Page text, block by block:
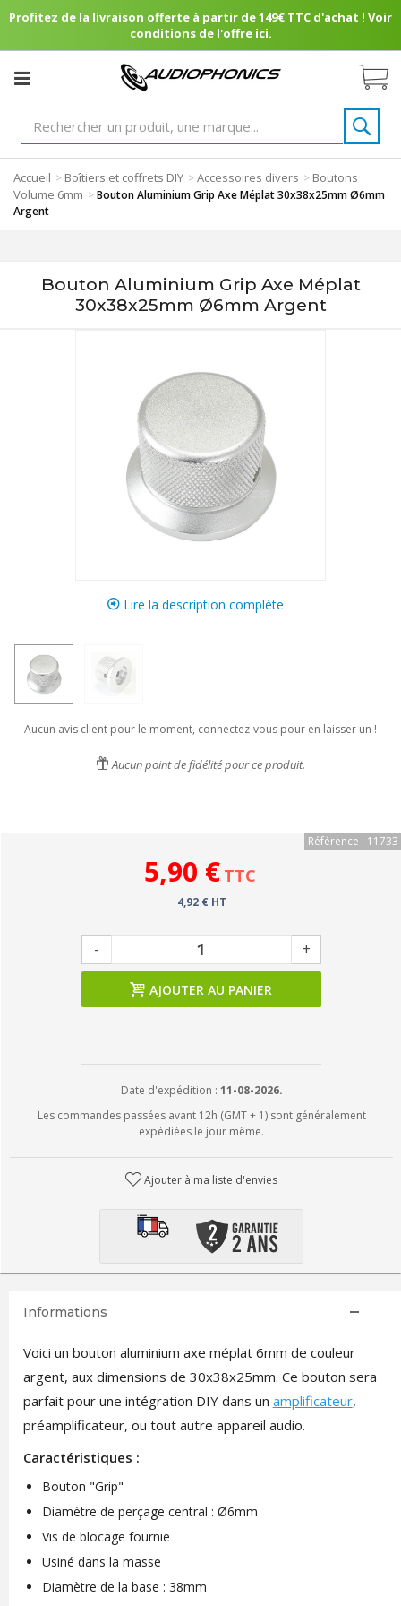
Profitez de la livraison offerte à partir de 149€ TTC d'achat ! Voir
conditions de l'offre ici.
Accueil > Boîtiers et coffrets DIY >Accessoires divers > Boutons
Volume 6mm >Bouton Aluminium Grip Axe Méplat 30x38x25mm Ø6mm
Argent
Bouton Aluminium Grip Axe Méplat
30x38x25mm Ø6mm Argent
Lire la description complète
Aucun avis client pour le moment, connectez-vous pour en laisser un !
Aucun point de fidélité pour ce produit.
Référence : 11733
5,90 € TTC
4,92 € HT
- +
AJOUTER AU PANIER
Date d'expédition : 11-08-2026.
Les commandes passées avant 12h (GMT + 1) sont généralement
expédiées le jour même.
Ajouter à ma liste d'envies
Informations
Voici un bouton aluminium axe méplat 6mm de couleur
argent, aux dimensions de 30x38x25mm. Ce bouton sera
parfait pour une intégration DIY dans un amplificateur,
préamplificateur, ou tout autre appareil audio.
Caractéristiques :
Bouton "Grip"
Diamètre de perçage central : Ø6mm
Vis de blocage fournie
Usiné dans la masse
Diamètre de la base : 38mm